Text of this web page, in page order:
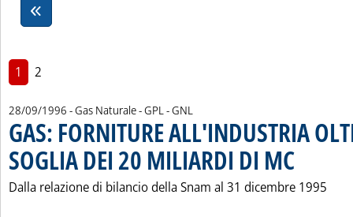
1 2
28/09/1996 - Gas Naturale - GPL - GNL
GAS: FORNITURE ALL'INDUSTRIA
SOGLIA DEI 20 MILIARDI DI MC. Pubblicata
Dalla relazione di bilancio della Snam al 31 dicembre 1995